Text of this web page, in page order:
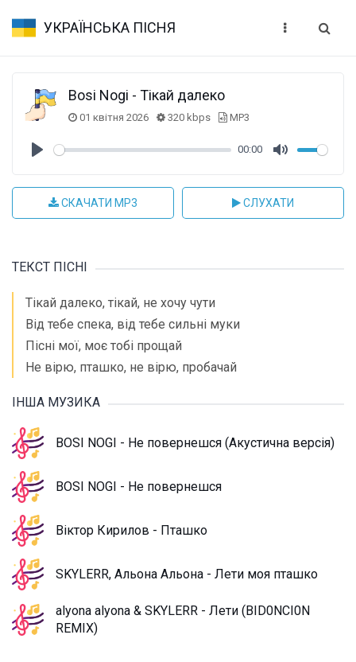
УКРАЇНСЬКА ПІСНЯ
Bosi Nogi - Тікай далеко
01 квітня 2026 320 kbps MP3
00:00
СКАЧАТИ MP3 СЛУХАТИ
ТЕКСТ ПІСНІ
Тікай далеко, тікай, не хочу чути
Від тебе спека, від тебе сильні муки
Пісні мої, моє тобі прощай
Не вірю, пташко, не вірю, пробачай
ІНША МУЗИКА
BOSI NOGI - Не повернешся (Акустична версія)
BOSI NOGI - Не повернешся
Віктор Кирилов - Пташко
SKYLERR, Альона Альона - Лети моя пташко
alyona alyona & SKYLERR - Лети (BID0NCI0N
REMIX)